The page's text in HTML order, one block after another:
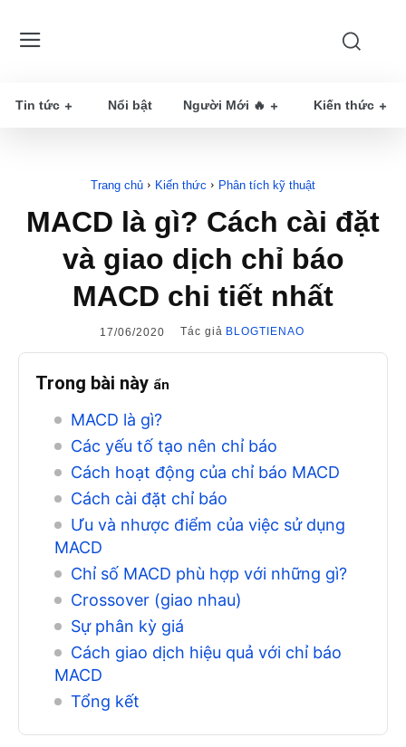
Tin tức Nổi bật Người Mới 🔥 Kiến thức
Trang chủ Kiến thức Phân tích kỹ thuật
MACD là gì? Cách cài đặt
và giao dịch chỉ báo
MACD chi tiết nhất
17/06/2020 Tác giả BLOGTIENAO
Trong bài này ẩn
MACD là gì?
Các yếu tố tạo nên chỉ báo
Cách hoạt động của chỉ báo MACD
Cách cài đặt chỉ báo
Ưu và nhược điểm của việc sử dụng
MACD
Chỉ số MACD phù hợp với những gì?
Crossover (giao nhau)
Sự phân kỳ giá
Cách giao dịch hiệu quả với chỉ báo
MACD
Tổng kết